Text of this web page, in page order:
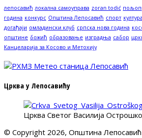
лепосавић локална самоуправа zoran todić
година конкурс Општина Лепосавић спорт култура
догађаји омладински клуб српска нова година
општине божић образовање изградња сабор
Канцеларија за Косово и Метохију
Црква у Лепосавићу
Црква Светог Василија
© Copyright 2026, Општина Лепосавић